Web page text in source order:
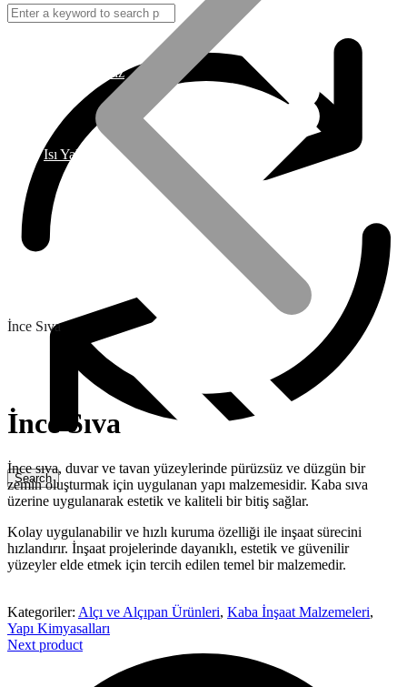
Hizmetlerimiz
Kaba İnşaat Malzemesi Toptan Satışı ve Teslimi
Isı Yalıtım Malzemeleri
İnce Sıva
İnce Sıva
İnce sıva, duvar ve tavan yüzeylerinde pürüzsüz ve düzgün bir
zemin oluşturmak için uygulanan yapı malzemesidir. Kaba sıva
üzerine uygulanarak estetik ve kaliteli bir bitiş sağlar.
Kolay uygulanabilir ve hızlı kuruma özelliği ile inşaat sürecini
hızlandırır. İnşaat projelerinde dayanıklı, estetik ve güvenilir
yüzeyler elde etmek için tercih edilen temel bir malzemedir.
Kategoriler: Alçı ve Alçıpan Ürünleri, Kaba İnşaat Malzemeleri,
Yapı Kimyasalları
Next product